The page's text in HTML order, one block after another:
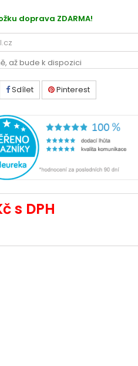
doprava ZDARMA!
až bude k dispozici
Sdílet Pinterest
s DPH